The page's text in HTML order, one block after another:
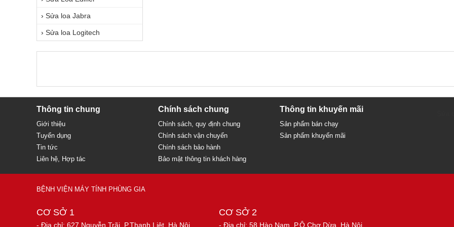
› Sửa loa Jabra
› Sửa loa Logitech
Thông tin chung
Giới thiệu
Tuyển dụng
Tin tức
Liên hệ, Hợp tác
Chính sách chung
Chính sách, quy định chung
Chính sách vận chuyển
Chính sách bảo hành
Bảo mật thông tin khách hàng
Thông tin khuyến mãi
Sản phẩm bán chạy
Sản phẩm khuyến mãi
BỆNH VIỆN MÁY TÍNH PHÙNG GIA
CƠ SỞ 1
- Địa chỉ: 627 Nguyễn Trãi, P.Thanh Liệt, Hà Nội.
CƠ SỞ 2
- Địa chỉ: 58 Hào Nam, P.Ô Chợ Dừa, Hà Nội.